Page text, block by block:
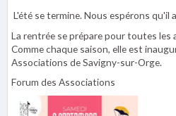
L'été se termine. Nous espérons qu'il
La rentrée se prépare pour toutes les
Comme chaque saison, elle est
Associations de Savigny-sur-Orge.
Forum des Associations